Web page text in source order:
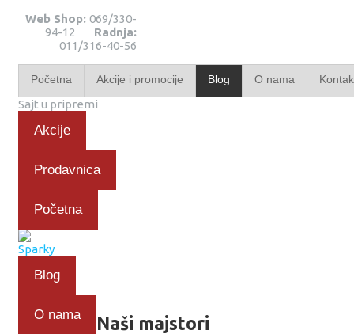
Web Shop: 069/330-
94-12 Radnja:
011/316-40-56
Početna Akcije i promocije Blog O nama
Sajt u pripremi
Akcije
Prodavnica
Početna
Blog
O nama Naši majstori